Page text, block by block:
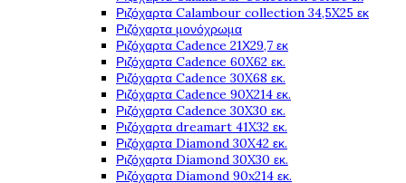
Ριζόχαρτα Calambour collection 34,5X25 εκ
Ριζόχαρτα μονόχρωμα
Ριζόχαρτα Cadence 21Χ29,7 εκ
Ριζόχαρτα Cadence 60X62 εκ.
Ριζόχαρτα Cadence 30X68 εκ.
Ριζόχαρτα Cadence 90X214 εκ.
Ριζόχαρτα Cadence 30X30 εκ.
Ριζόχαρτα dreamart 41X32 εκ.
Ριζόχαρτα Diamond 30X42 εκ.
Ριζόχαρτα Diamond 30X30 εκ.
Ριζόχαρτα Diamond 90x214 εκ.